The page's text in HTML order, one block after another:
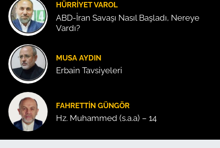
HÜRRIYET VAROL
ABD-İran Savaşı Nasıl Başladı, Nereye
Vardı?
MUSA AYDIN
Erbain Tavsiyeleri
FAHRETTIN GÜNGÖR
Hz. Muhammed (s.a.a) – 14